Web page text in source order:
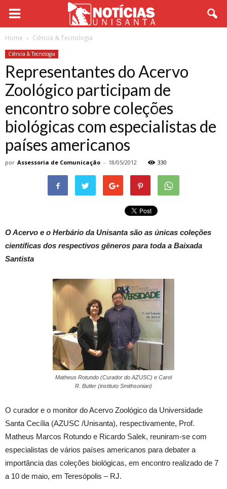
Home Ciência & Tecnologia
Ciência & Tecnologia
Representantes do Acervo
Zoológico participam de
encontro sobre coleções
biológicas com especialistas de
países americanos
por Assessoria de Comunicação - 18/05/2012 330
O Acervo e o Herbário da Unisanta são as únicas coleções
científicas dos respectivos gêneros para toda a Baixada
Santista
Matheus Rotundo (Curador do AZUSC) e Carol
R. Butler (instituto Smithsonian)
O curador e o monitor do Acervo Zoológico da Universidade
Santa Cecília (AZUSC /Unisanta), respectivamente, Prof.
Matheus Marcos Rotundo e Ricardo Salek, reuniram-se com
especialistas de vários países americanos para debater a
importância das coleções biológicas, em encontro realizado de 7
a 10 de maio, em Teresópolis – RJ.